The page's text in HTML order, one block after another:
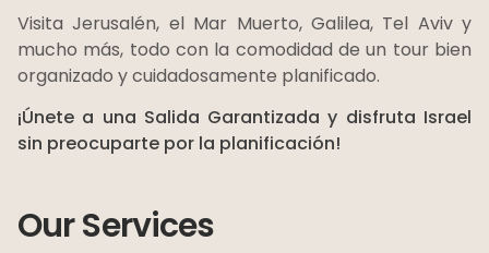
Visita Jerusalén, el Mar Muerto, Galilea, Tel Aviv y
mucho más, todo con la comodidad de un tour bien
organizado y cuidadosamente planificado.
¡Únete a una Salida Garantizada y disfruta Israel
sin preocuparte por la planificación!
Our Services